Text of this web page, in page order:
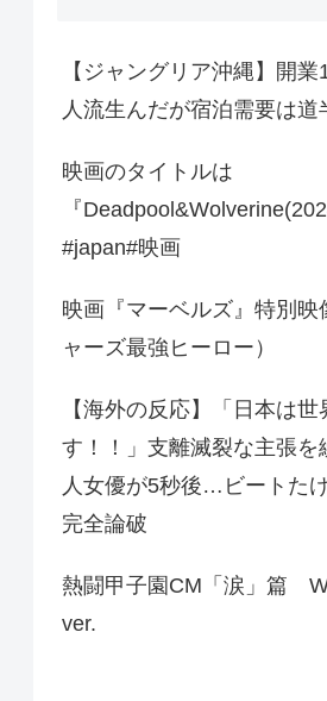
【ジャングリア沖縄】開
人流生んだが宿泊需要は道
映画のタイトルは
『
#japan#映画
映画『マーベルズ』特別映
ャーズ最強ヒーロー）
【海外の反応】「日本は
す！！」支離滅裂な主張を
人女優が5秒後…ビートた
完全論破
熱闘甲子園CM「涙」篇
ver.